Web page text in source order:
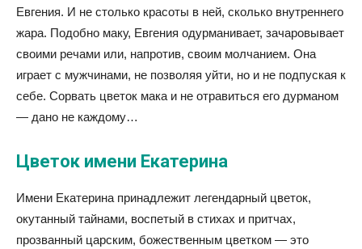
Евгения. И не столько красоты в ней, сколько внутреннего
жара. Подобно маку, Евгения одурманивает, зачаровывает
своими речами или, напротив, своим молчанием. Она
играет с мужчинами, не позволяя уйти, но и не подпуская к
себе. Сорвать цветок мака и не отравиться его дурманом
— дано не каждому…
Цветок имени Екатерина
Имени Екатерина принадлежит легендарный цветок,
окутанный тайнами, воспетый в стихах и притчах,
прозванный царским, божественным цветком — это